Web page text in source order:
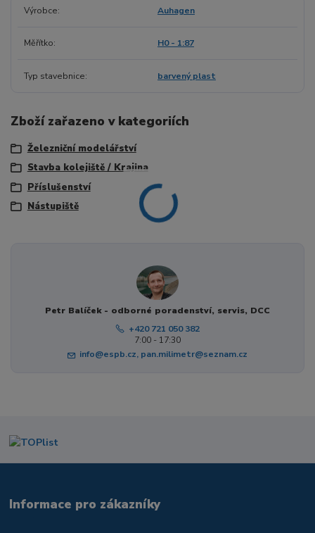
Výrobce Auhagen
Měřítko H0 - 1:87
Typ stavebnice barvený plast
Zboží zařazeno v kategoriích
Železniční modelářství
Stavba kolejiště / Krajina
Příslušenství
Nástupiště
Petr Balíček - odborné poradenství, servis, DCC
+420 721 050 382
7:00 - 17:30
info@espb.cz, pan.milimetr@seznam.cz
Informace pro zákazníky